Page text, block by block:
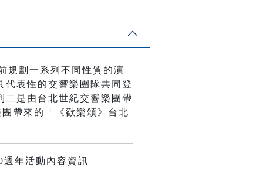
規劃一系列不同性質的演
代表性的交響樂團隊共同登
二是由台北世紀交響樂團帶
帶來的「《歡樂頌》台北